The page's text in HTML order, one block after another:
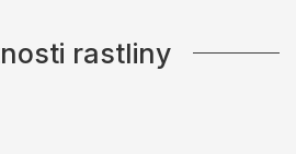
rastliny